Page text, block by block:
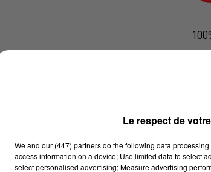
Le respect de
We and our (447) partnersdo the following data
access information on a device; Use limited data to select
select personalised advertising; Measure advertising